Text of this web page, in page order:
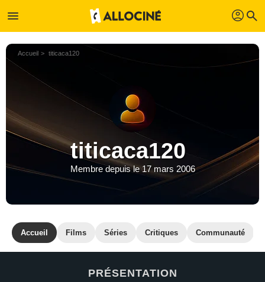
menu profil search
Accueil titicaca120
titicaca120
Membre depuis le 17 mars 2006
Accueil Films Séries Critiques Communauté
PRÉSENTATION